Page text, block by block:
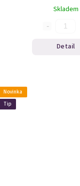
Skladem
Detail
Novinka
Tip